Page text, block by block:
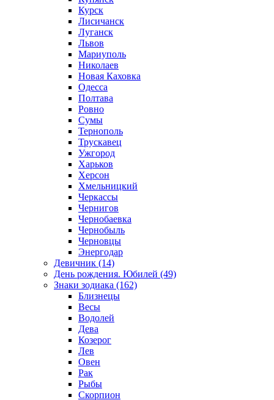
Курск
Лисичанск
Луганск
Львов
Мариуполь
Николаев
Новая Каховка
Одесса
Полтава
Ровно
Сумы
Тернополь
Трускавец
Ужгород
Харьков
Херсон
Хмельницкий
Черкассы
Чернигов
Чернобаевка
Чернобыль
Черновцы
Энергодар
Девичник (14)
День рождения. Юбилей (49)
Знаки зодиака (162)
Близнецы
Весы
Водолей
Дева
Козерог
Лев
Овен
Рак
Рыбы
Скорпион